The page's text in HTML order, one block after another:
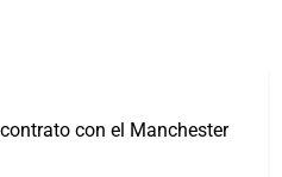
con el Manchester